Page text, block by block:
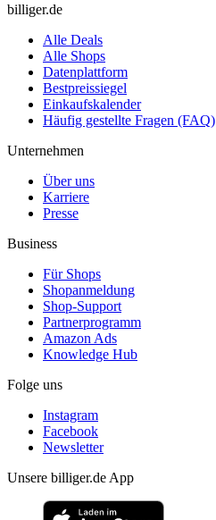
billiger.de
Alle Deals
Alle Shops
Datenplattform
Bestpreissiegel
Einkaufskalender
Häufig gestellte Fragen (FAQ)
Unternehmen
Über uns
Karriere
Presse
Business
Für Shops
Shopanmeldung
Shop-Support
Partnerprogramm
Amazon Ads
Knowledge Hub
Folge uns
Instagram
Facebook
Newsletter
Unsere billiger.de App